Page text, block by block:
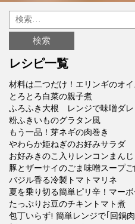
レシピ一覧
材料は二つだけ！エリンギのオ
とろとろ白菜の親子煮
ふろふき大根 レンジで味噌ダレ
粉ふきいものグラタン風
もう一品！芽ネギの肉巻き
やわらか姫ねぎのお好みサラダ
お好みきのこ入りレンコンまんじ
豚とザーサイのごま味噌スープ
バジル香る冷製トマトマリネ
夏を乗り切る簡単ピリ辛！マーボ
たっぷりお豆のチキントマト煮
包丁いらず! 簡単レンジで｢回鍋